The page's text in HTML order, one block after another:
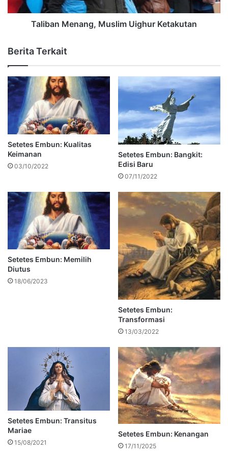
Taliban Menang, Muslim Uighur Ketakutan
Berita Terkait
Setetes Embun: Kualitas
Keimanan
03/10/2022
Setetes Embun: Bangkit:
Edisi Baru
07/11/2022
Setetes Embun: Memilih
Diutus
18/06/2023
Setetes Embun:
Transformasi
13/03/2022
Setetes Embun: Transitus
Mariae
15/08/2021
Setetes Embun: Kenangan
17/11/2025